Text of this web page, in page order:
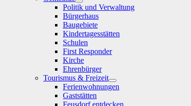
Show
sub
menu
Politik und Verwaltung
Bürgerhaus
Baugebiete
Kindertagesstätten
Schulen
First Responder
Kirche
Ehrenbürger
Tourismus & Freizeit
Show
sub
Ferienwohnungen
Gaststätten
Feusdorf entdecken